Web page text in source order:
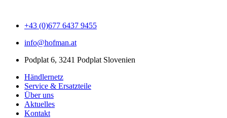
+43 (0)677 6437 9455
info@hofman.at
Podplat 6, 3241 Podplat Slovenien
Händlernetz
Service & Ersatzteile
Über uns
Aktuelles
Kontakt